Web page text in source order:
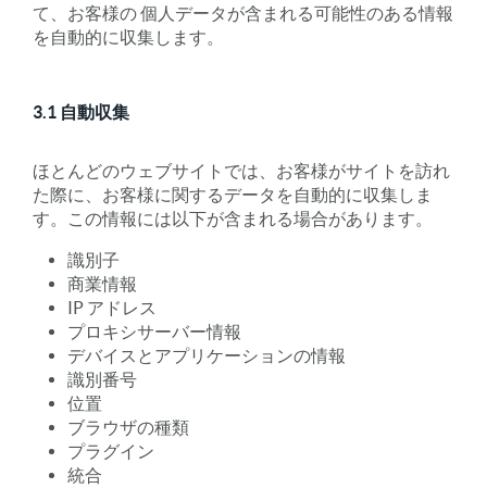
て、お客様の 個人データが含まれる可能性のある情報
を自動的に収集します。
3.1 自動収集
ほとんどのウェブサイトでは、お客様がサイトを訪れ
た際に、お客様に関するデータを自動的に収集しま
す。この情報には以下が含まれる場合があります。
識別子
商業情報
IP アドレス
プロキシサーバー情報
デバイスとアプリケーションの情報
識別番号
位置
ブラウザの種類
プラグイン
統合